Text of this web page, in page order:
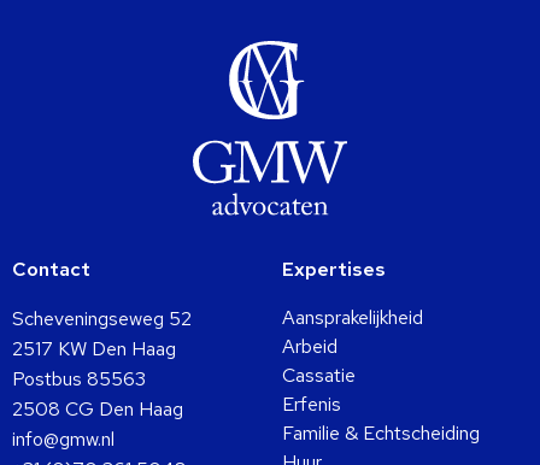
Contact
Scheveningseweg 52
2517 KW Den Haag
Postbus 85563
2508 CG Den Haag
info@gmw.nl
Expertises
Aansprakelijkheid
Arbeid
Cassatie
Erfenis
Familie & Echtscheiding